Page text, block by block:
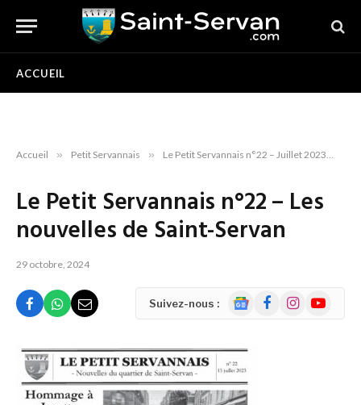
ACCUEIL
Accueil » Petit Servannais » Le Petit Servannais n°22 – Juillet 2023
Le Petit Servannais n°22 – Les
nouvelles de Saint-Servan
29 octobre, 2024
Suivez-nous :
GoogleFacebookInstagramYouTube